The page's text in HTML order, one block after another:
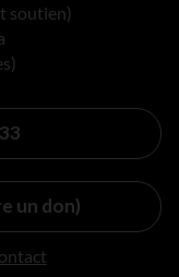
soutien)
un don)